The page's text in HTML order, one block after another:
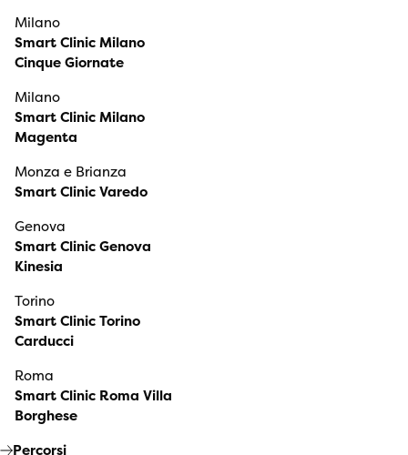
Milano
Smart Clinic Milano
Cinque Giornate
Milano
Smart Clinic Milano
Magenta
Monza e Brianza
Smart Clinic Varedo
Genova
Smart Clinic Genova
Kinesia
Torino
Smart Clinic Torino
Carducci
Roma
Smart Clinic Roma Villa
Borghese
Percorsi